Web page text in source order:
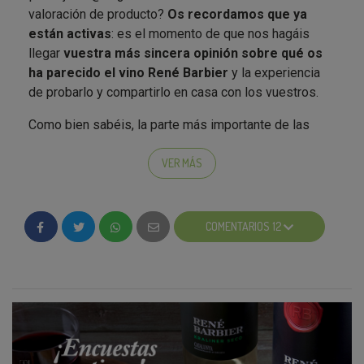
Además, estamos recibiendoun montón de fotos
sobre vuestra experiencia con René Barbier, ¡nos
encantan!
valoración de producto? Os recordamos que ya
están activas: es el momento de que nos hagáis
llegar vuestra más sincera opinión sobre qué os
ha parecido el vino René Barbier y la experiencia
de probarlo y compartirlo en casa con los vuestros.
Como bien sabéis, la parte más importante de las
campañas de Testamus es, precisamente, ésta:
conocer, de primera mano, vuestras opiniones y
experiencias con el producto que habéis
Además, y como sabemos que todo ello es un
mejor o la mejor embajador/a de cada proyecto que
se llevará el/la participante que más activamente
haya participado en la Fase 3 de René Barbier, es
VER MÁS
COMENTARIOS 12